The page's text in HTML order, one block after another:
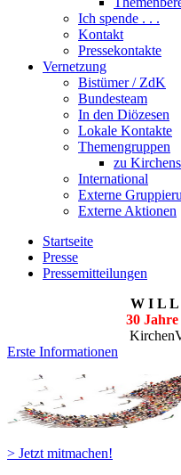
Ich spende . . .
Kontakt
Pressekontakte
Vernetzung
Bistümer / ZdK
Bundesteam
In den Diözesen
Lokale Kontakte
Themengruppen
zu
International
Externe
Externe Aktionen
Startseite
Presse
Pressemitteilungen
W I L L
30 Jahre
Erste Informationen
> Jetzt mitmachen!